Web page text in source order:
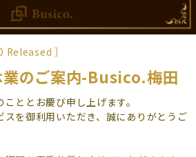
Released ］
業のご案内-Busico.梅田
ととお慶び申し上げます。
スを御利用いただき、誠にありがとうご